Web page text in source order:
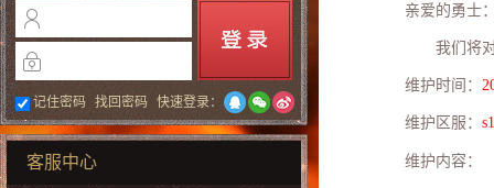
亲爱的勇士
我们将
维护时间：
维护区服：
维护内容：
记住密码 找回密码 快速登录：
客服中心